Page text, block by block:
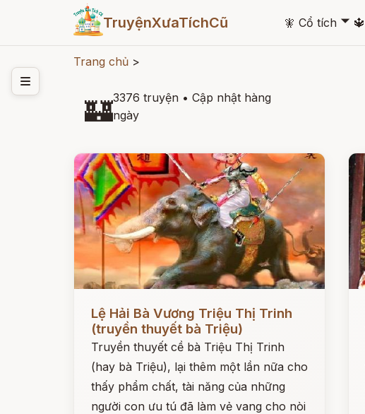
TruyệnXưaTíchCũ 🧚 Cổ tích 🞃 🔱
Trang chủ >
🏰3376 truyện • Cập nhật hàng
ngày
Lệ Hải Bà Vương Triệu Thị Trinh
(truyền thuyết bà Triệu)
Truyền thuyết cề bà Triệu Thị Trinh
(hay bà Triệu), lại thêm một lần nữa cho
thấy phẩm chất, tài năng của những
người con ưu tú đã làm vẻ vang cho nòi